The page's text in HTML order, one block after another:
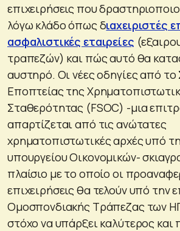
επιχειρήσεις που
λόγω κλάδο όπως διαχειριστές
ασφαλιστικές εταιρείες
τραπεζών) και πώς αυτό θα
αυστηρό. Οι νέες οδηγίες από το
Εποπτείας της
Σταθερότητας (FSOC) -μια
απαρτίζεται από τις ανώτατες
χρηματοπιστωτικές αρχές υπό
υπουργείου Οικονομικών-
πλαίσιο με το οποίο οι
επιχειρήσεις θα τελούν υπό την
Ομοσπονδιακής Τράπεζας των
στόχο να υπάρξει καλύτερος και